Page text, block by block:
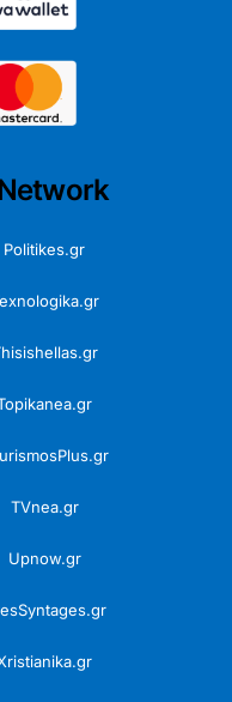
Politikes.gr
TVnea.gr
Upnow.gr